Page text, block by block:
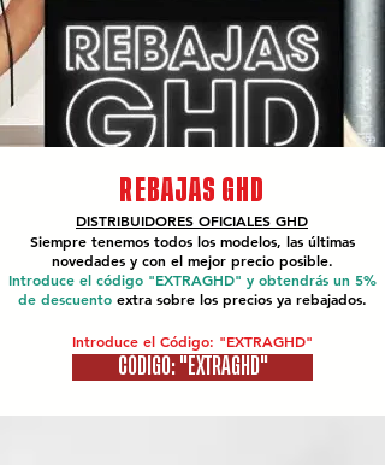
REBAJAS GHD
DISTRIBUIDORES OFICIALES GHD
Siempre tenemos todos los modelos, las últimas
novedades y con el mejor precio posible.
Introduce el código "EXTRAGHD" y obtendrás un 5%
de descuento extra sobre los precios ya rebajados.
Introduce el Código: "EXTRAGHD"
CÓDIGO: "EXTRAGHD"